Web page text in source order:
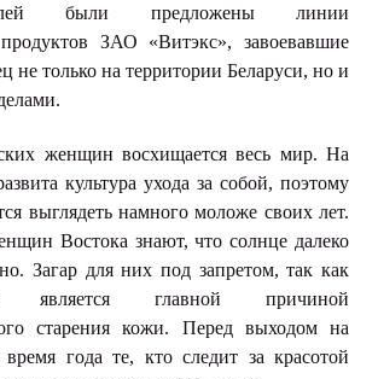
были предложены линии
ЗАО «Витэкс», завоевавшие
не только на территории Беларуси, но и
женщин восхищается весь мир. На
культура ухода за собой, поэтому
выглядеть намного моложе своих лет.
Востока знают, что солнце далеко
Загар для них под запретом, так как
главной причиной
старения кожи. Перед выходом на
года те, кто следит за красотой